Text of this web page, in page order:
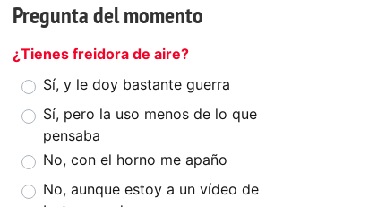
Pregunta del momento
¿Tienes freidora de aire?
Sí, y le doy bastante guerra
Sí, pero la uso menos de lo que
pensaba
No, con el horno me apaño
No, aunque estoy a un vídeo de